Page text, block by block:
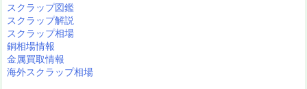
スクラップ図鑑
スクラップ解説
スクラップ相場
銅相場情報
金属買取情報
海外スクラップ相場